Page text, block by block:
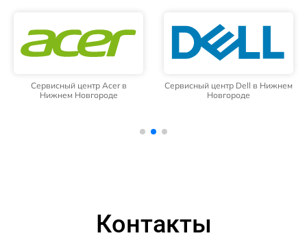
Сервисный центр Acer в
Нижнем Новгороде
Сервисный центр Dell в Нижнем
Новгороде
Контакты